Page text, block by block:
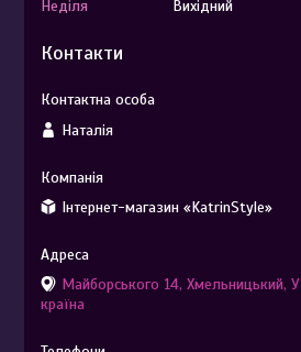
Неділя
Вихідний
Контакти
Наталія
Інтернет-магазин «KatrinStyle»
Майборського 14, Хмельницький, У
країна